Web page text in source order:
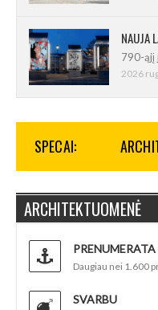
790-ąjį
2026
SPECAI:
ARCHITEKTUOMENĖ
PRENUMERATA
Daugiau nei 1.600
SVARBU